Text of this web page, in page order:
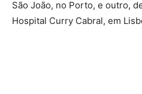
São João, no Porto, e outro,
Hospital Curry Cabral, em